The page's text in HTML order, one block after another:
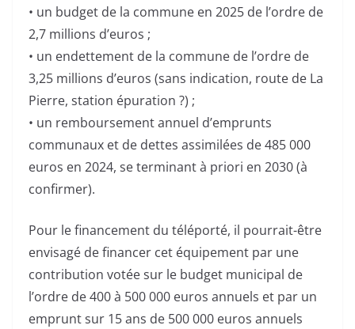
• un budget de la commune en 2025 de l’ordre de
2,7 millions d’euros ;
• un endettement de la commune de l’ordre de
3,25 millions d’euros (sans indication, route de La
Pierre, station épuration ?) ;
• un remboursement annuel d’emprunts
communaux et de dettes assimilées de 485 000
euros en 2024, se terminant à priori en 2030 (à
confirmer).
Pour le financement du téléporté, il pourrait-être
envisagé de financer cet équipement par une
contribution votée sur le budget municipal de
l’ordre de 400 à 500 000 euros annuels et par un
emprunt sur 15 ans de 500 000 euros annuels